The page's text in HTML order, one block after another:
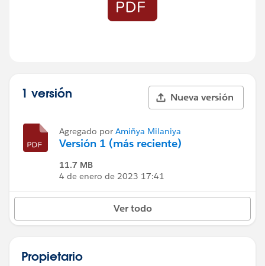
1 versión Nueva versión
Agregado por Amiñya Milaniya
Versión 1 (más reciente)
11.7 MB
4 de enero de 2023 17:41
Ver todo
Propietario